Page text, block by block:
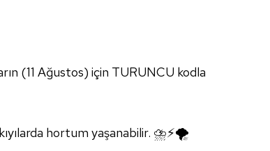
(11 Ağustos) için TURUNCU kodla
hortum yaşanabilir. ⛈⚡️🌪